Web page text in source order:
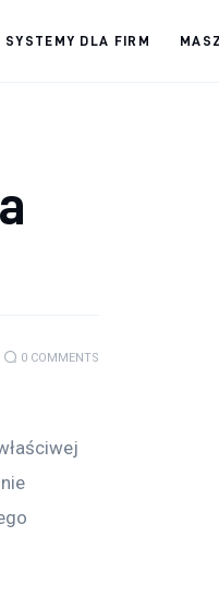
SYSTEMY DLA FIRM
0 COMMENTS